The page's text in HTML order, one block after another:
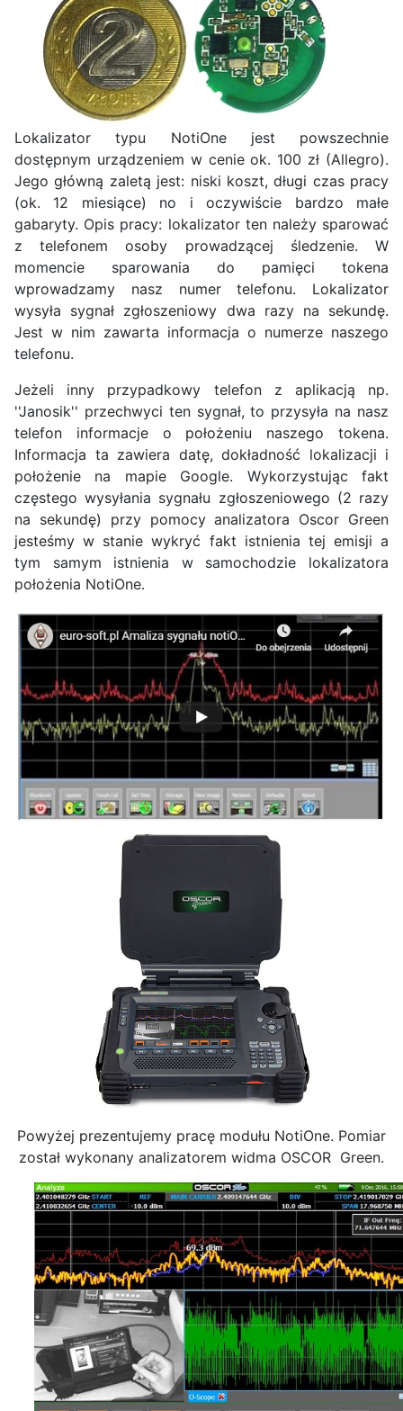
Lokalizator typu NotiOne jest powszechnie
dostępnym urządzeniem w cenie ok. 100 zł (Allegro).
Jego główną zaletą jest: niski koszt, długi czas pracy
(ok. 12 miesiące) no i oczywiście bardzo małe
gabaryty. Opis pracy: lokalizator ten należy sparować
z telefonem osoby prowadzącej śledzenie. W
momencie sparowania do pamięci tokena
wprowadzamy nasz numer telefonu. Lokalizator
wysyła sygnał zgłoszeniowy dwa razy na sekundę.
Jest w nim zawarta informacja o numerze naszego
telefonu.
Jeżeli inny przypadkowy telefon z aplikacją np.
''Janosik'' przechwyci ten sygnał, to przysyła na nasz
telefon informacje o położeniu naszego tokena.
Informacja ta zawiera datę, dokładność lokalizacji i
położenie na mapie Google. Wykorzystując fakt
częstego wysyłania sygnału zgłoszeniowego (2 razy
na sekundę) przy pomocy analizatora Oscor Green
jesteśmy w stanie wykryć fakt istnienia tej emisji a
tym samym istnienia w samochodzie lokalizatora
położenia NotiOne.
Powyżej prezentujemy pracę modułu NotiOne. Pomiar
został wykonany analizatorem widma OSCOR Green.